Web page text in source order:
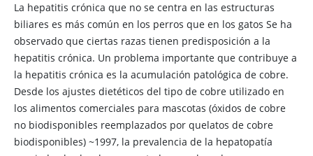
La hepatitis crónica que no se centra en las estructuras
biliares es más común en los perros que en los gatos Se ha
observado que ciertas razas tienen predisposición a la
hepatitis crónica. Un problema importante que contribuye a
la hepatitis crónica es la acumulación patológica de cobre.
Desde los ajustes dietéticos del tipo de cobre utilizado en
los alimentos comerciales para mascotas (óxidos de cobre
no biodisponibles reemplazados por quelatos de cobre
biodisponibles) ~1997, la prevalencia de la hepatopatía